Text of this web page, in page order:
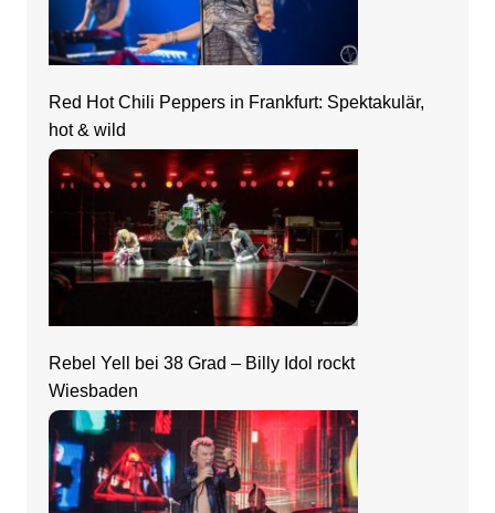
Red Hot Chili Peppers in Frankfurt: Spektakulär,
hot & wild
Rebel Yell bei 38 Grad – Billy Idol rockt
Wiesbaden